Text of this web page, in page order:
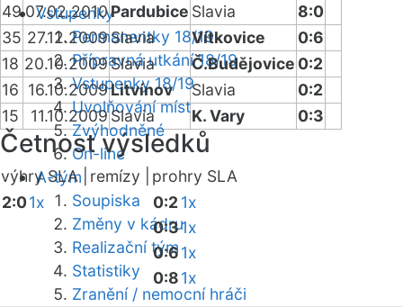
Vstupenky
Permanentky 18/19
Přípravná utkání 18/19
Vstupenky 18/19
Uvolňování míst
Zvýhodněné
On-line
A-tým
Soupiska
Změny v kádru
Realizační tým
Statistiky
Zranění / nemocní hráči
49 07.02.2010Pardubice Slavia
8:0
35 27.12.2009Slavia Vítkovice
0:6
18 20.10.2009Slavia Č.Budějovice 0:2
16 16.10.2009Litvínov Slavia
0:2
15
11.10.2009Slavia K. Vary 0:3
Četnost výsledků
výhry SLA | remízy |
prohry SLA
2:01x 0:21x
0:31x
0:61x
0:81x